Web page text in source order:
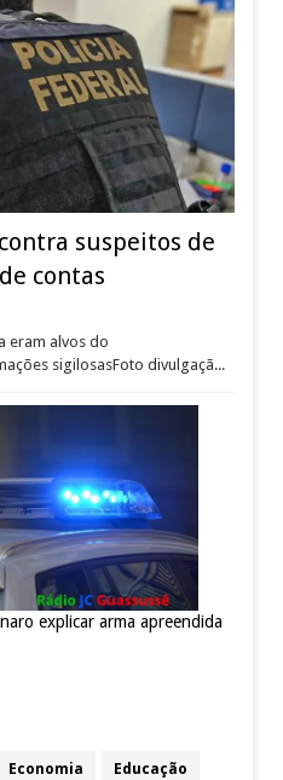
suspeitos de
contas
eram alvos do
sigilosasFoto divulgaçã...
explicar arma apreendida
Economia Educação